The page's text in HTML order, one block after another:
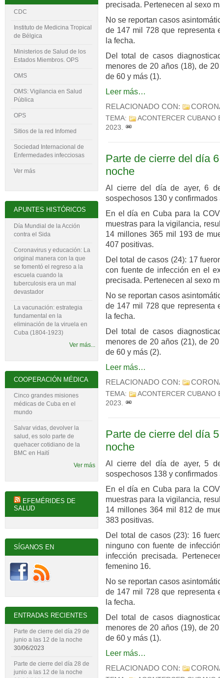
precisada. Pertenecen al sexo
No se reportan casos
de 147 mil 728 que representa
la fecha.
Del total de casos
menores de 20 años (18), de
de 60 y más (1).
Leer más…
RELACIONADO CON:
TEMA:
ACONTERCER CUBANO
2023.
Parte de cierre del día
noche
Al cierre del día de ayer, 6
sospechosos 130 y confirmados
En el día en Cuba para la
muestras para la vigilancia,
14 millones 365 mil 193 de
407 positivas.
Del total de casos (24): 17
con fuente de infección en el
precisada. Pertenecen al sexo
No se reportan casos
de 147 mil 728 que representa
la fecha.
Del total de casos
menores de 20 años (21), de
de 60 y más (2).
Leer más…
RELACIONADO CON:
TEMA:
ACONTERCER CUBANO
2023.
Parte de cierre del día
noche
Al cierre del día de ayer, 5
sospechosos 138 y confirmados
En el día en Cuba para la
muestras para la vigilancia,
14 millones 364 mil 812 de
383 positivas.
Del total de casos (23): 16
ninguno con fuente de
infección precisada.
femenino 16.
No se reportan casos
de 147 mil 728 que representa
la fecha.
Del total de casos
menores de 20 años (19), de
de 60 y más (1).
Leer más…
RELACIONADO CON:
CDC
Instituto de Medicina Tropical
de Bélgica
Ministerios de Salud de los
Estados Miembros. OPS
OMS
OMS: Vigilancia en Salud
Pública
OPS
Sitios de la red Infomed
Sociedad Internacional de
Enfermedades infecciosas
Ver más
APUNTES HISTÓRICOS
Día Mundial de la Acción
contra el Sida
Coronavirus y educación: La
original manera con la que
se fomentó el regreso a la
escuela cuando la
tuberculosis era un mal
devastador
La vacunación: estrategia
fundamental en la
eliminación de la viruela en
Cuba (1804-‍1923)
Ver más...
COOPERACIÓN MÉDICA
Cinco grandes misiones
médicas de Cuba en el
mundo
Salvar vidas, devolver la
salud, es solo parte de
quehacer cotidiano de la
BMC en Haití
Ver más
EFEMÉRIDES DE
SALUD
SÍGANOS EN
ENTRADAS RECIENTES
Parte de cierre del día 29 de
junio a las 12 de la noche
30/06/2023
Parte de cierre del día 28 de
junio a las 12 de la noche